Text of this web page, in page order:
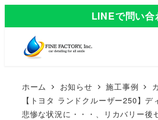
LINEで問い合
ホーム お知らせ 施工事例
【トヨタ ランドクルーザー250】
悲惨な状況に・・・、リカバリー後